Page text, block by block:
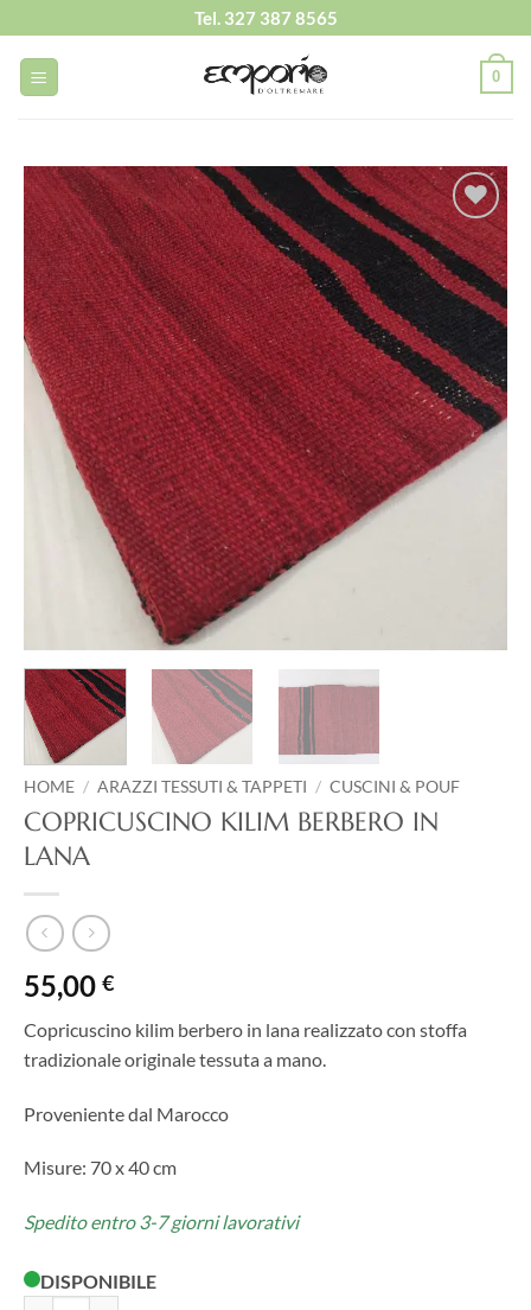
ai
contenuti
Tel. 327 387 8565
0
Aggiungi
alla lista
dei
desideri
HOME / ARAZZI TESSUTI & TAPPETI / CUSCINI & POUF
COPRICUSCINO KILIM BERBERO IN
LANA
55,00 €
Copricuscino kilim berbero in lana realizzato con stoffa
tradizionale originale tessuta a mano.
Proveniente dal Marocco
Misure: 70 x 40 cm
Spedito entro 3-7 giorni lavorativi
DISPONIBILE